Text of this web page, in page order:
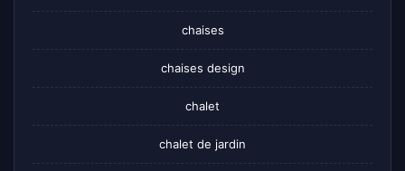
chaises
chaises design
chalet
chalet de jardin